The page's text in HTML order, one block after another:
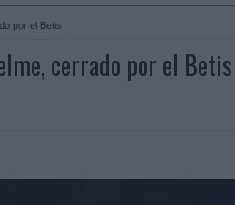
por el Betis
cerrado por el Betis